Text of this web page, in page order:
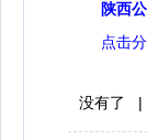
陕西
点击
没有了 |